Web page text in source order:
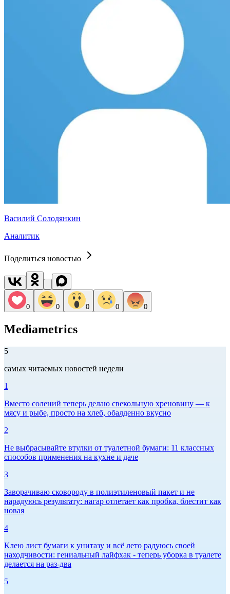
Василий Солодянкин
Аналитик
Поделиться новостью
0 0 0 0 0
Mediametrics
5
самых читаемых новостей недели
1
Вместо солений теперь делаю свекольную хреновину — к
мясу и рыбе, просто на хлеб, обалденно вкусно
2
Не выбрасывайте втулки от туалетной бумаги: 11 классных
способов применения на кухне и даче
3
Заворачиваю сковороду в полиэтиленовый пакет и не
нарадуюсь результату: нагар отлетает как пробка, блестит как
новая
4
Клею лист бумаги к унитазу и всё лето радуюсь своей
находчивости: гениальный лайфхак - теперь уборка в туалете
делается на раз-два
5